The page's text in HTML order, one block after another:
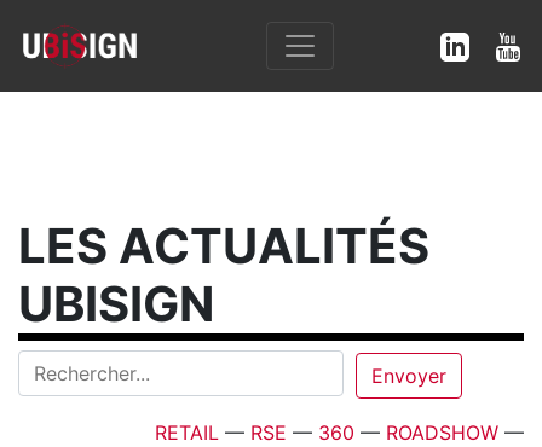
LES ACTUALITÉS
UBISIGN
RETAIL — RSE — 360 — ROADSHOW —